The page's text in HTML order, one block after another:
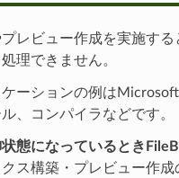
レビュー作成を実施す
理できません。
ーションの例は
、コンパイラなどです。
態になっているとき
ス構築・プレビュー作成